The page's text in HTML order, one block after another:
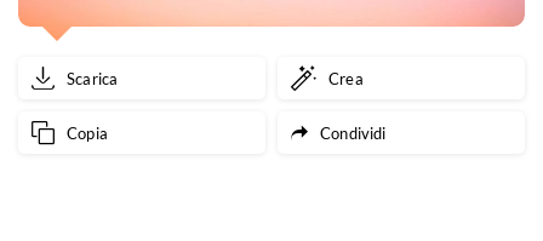
Scarica Crea
Copia Condividi